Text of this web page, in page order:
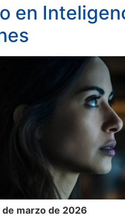
en
de marzo de 2026